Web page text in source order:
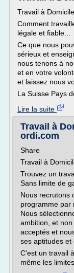
Travail à
Comment
légale et fiable...
Ce que nous
sérieux et
nous tenons à
et en votre
et laissez nous
La Suisse Pays
Lire la suite
Travail à
ordi.com
Share
Travail à
Trouvez un
Sans limite de
Nous recrutons
programme par
Nous
ambition, et
acceptés et
ses aptitudes et
C'est un travail
même les